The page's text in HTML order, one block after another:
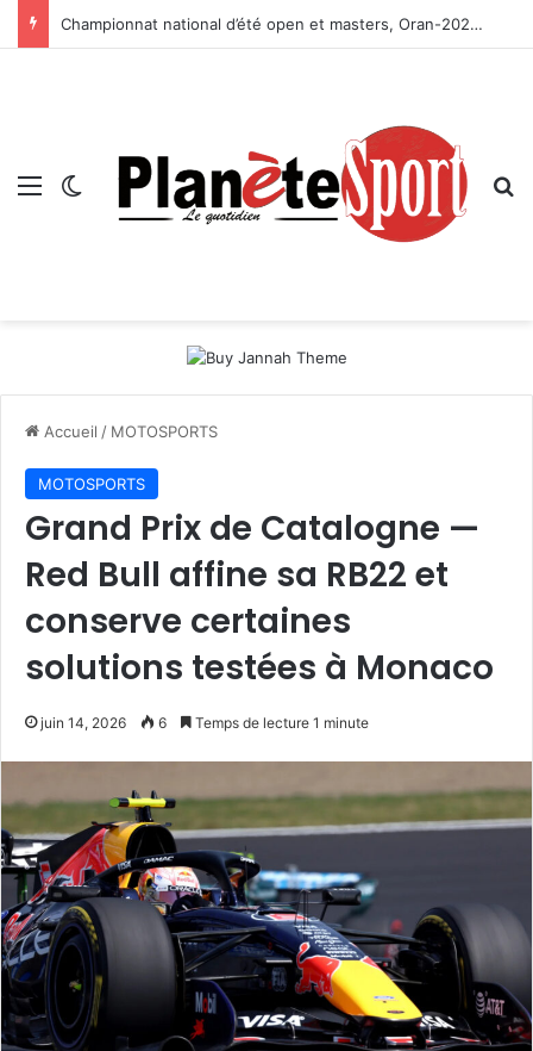
Championnat national d’été open et masters, Oran-2026 — Le CRB s’adjuge le titre
Menu Switch skin
Accueil / MOTOSPORTS
MOTOSPORTS
Grand Prix de Catalogne —
Red Bull affine sa RB22 et
conserve certaines
solutions testées à Monaco
juin 14, 2026 6 Temps de lecture 1 minute